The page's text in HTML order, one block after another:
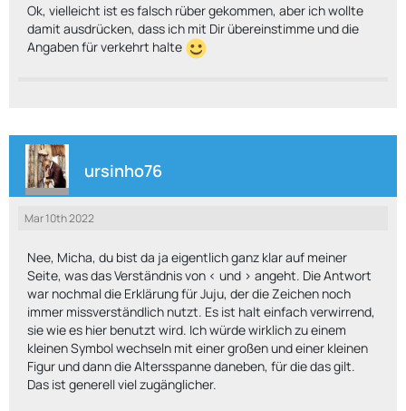
Ok, vielleicht ist es falsch rüber gekommen, aber ich wollte
damit ausdrücken, dass ich mit Dir übereinstimme und die
Angaben für verkehrt halte
ursinho76
Mar 10th 2022
Nee, Micha, du bist da ja eigentlich ganz klar auf meiner
Seite, was das Verständnis von < und > angeht. Die Antwort
war nochmal die Erklärung für Juju, der die Zeichen noch
immer missverständlich nutzt. Es ist halt einfach verwirrend,
sie wie es hier benutzt wird. Ich würde wirklich zu einem
kleinen Symbol wechseln mit einer großen und einer kleinen
Figur und dann die Altersspanne daneben, für die das gilt.
Das ist generell viel zugänglicher.